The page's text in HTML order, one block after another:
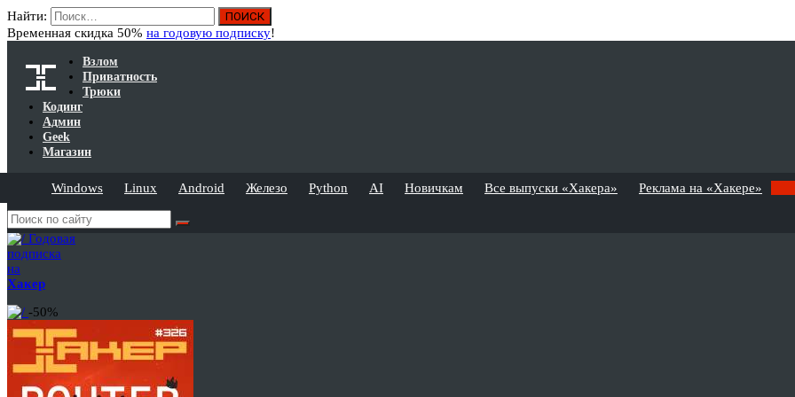
Найти:
Временная скидка 50% на годовую подписку!
Взлом
Приватность
Трюки
Кодинг
Админ
Geek
Магазин
Windows Linux Android Железо Python AI Новичкам Все выпуски «Хакера» Реклама на «Хакере»
Годовая
подписка
на
Хакер
-50%